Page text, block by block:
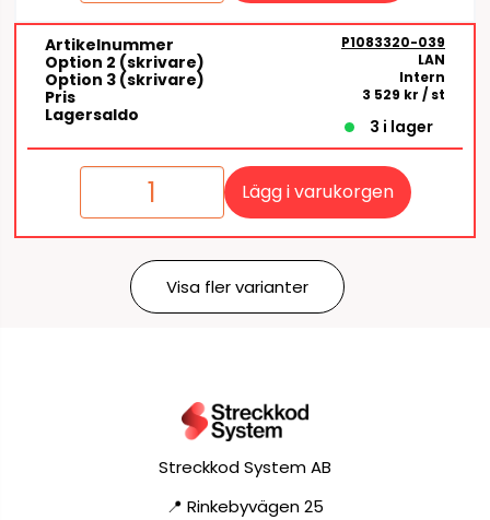
Artikelnummer P1083320-039
Option 2 (skrivare) LAN
Option 3 (skrivare) Intern
Pris 3 529 kr / st
Lagersaldo
3 i lager
Lägg i varukorgen
Visa fler varianter
Streckkod System AB
📍 Rinkebyvägen 25